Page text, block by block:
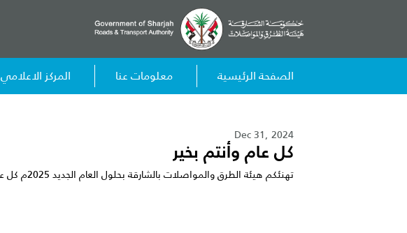
الصفحة الرئيسية معلومات عنا المركز الاعلامي
Dec 31, 2024
كل عام وأنتم بخير
تهنئكم هيئة الطرق والمواصلات بالشارقة بحلول العام الجديد 2025م كل عام وأنتم بخير.